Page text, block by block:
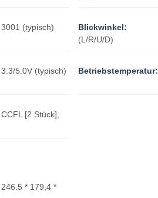
3001 (typisch) Blickwinkel:
(L/R/U/D)
3.3/5.0V (typisch) Betriebstemperatur:
CCFL [2 Stück],
246.5 * 179,4 *